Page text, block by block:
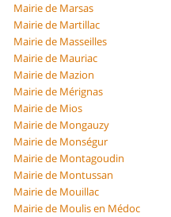
Mairie de Marsas
Mairie de Martillac
Mairie de Masseilles
Mairie de Mauriac
Mairie de Mazion
Mairie de Mérignas
Mairie de Mios
Mairie de Mongauzy
Mairie de Monségur
Mairie de Montagoudin
Mairie de Montussan
Mairie de Mouillac
Mairie de Moulis en Médoc